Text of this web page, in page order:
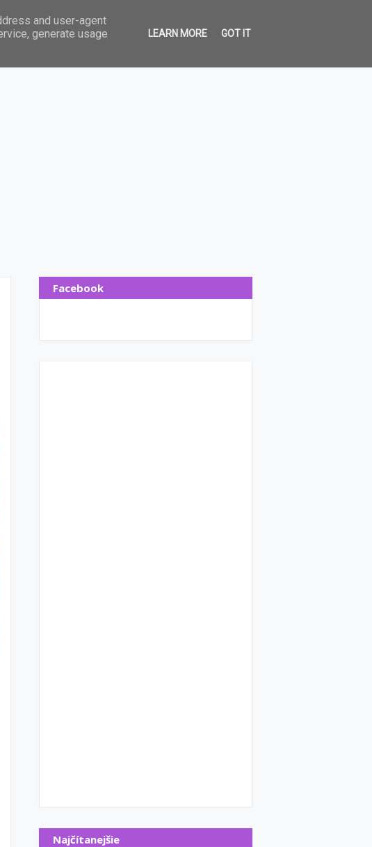
Facebook
Najčítanejšie
and user-agent
generate usage
LEARN MORE GOT IT